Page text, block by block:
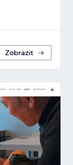
Zobrazit